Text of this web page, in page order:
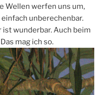
Wellen werfen uns um,
unberechenbar.
wunderbar. Auch beim
mag ich so.